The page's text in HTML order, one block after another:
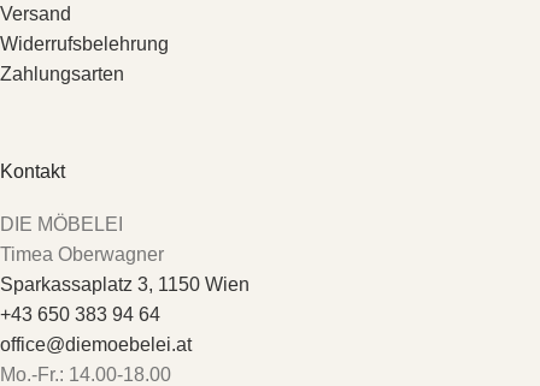
Versand
Widerrufsbelehrung
Zahlungsarten
Kontakt
DIE MÖBELEI
Timea Oberwagner
Sparkassaplatz 3, 1150 Wien
+43 650 383 94 64
office@diemoebelei.at
Mo.-Fr.: 14.00-18.00